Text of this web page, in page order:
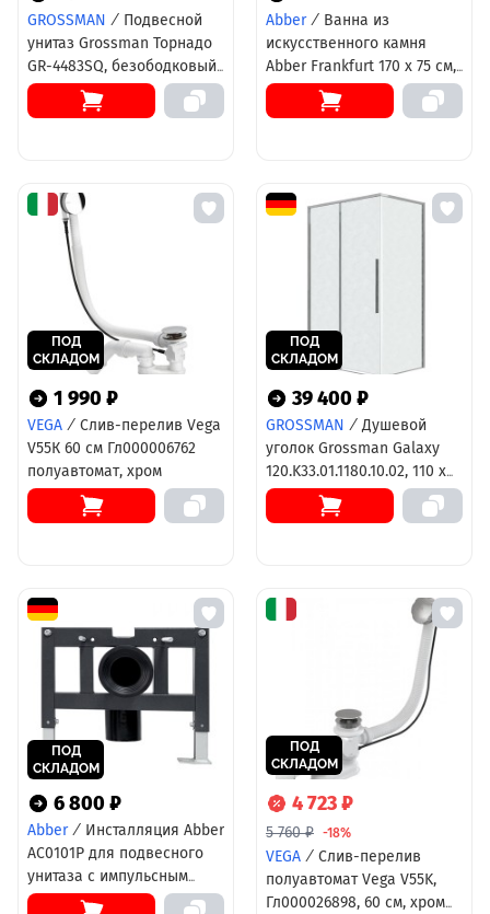
GROSSMAN / Подвесной
унитаз Grossman Торнадо
GR-4483SQ, безободковый,
крышка-сиденье
микролифт, белый
Abber / Ванна из
искусственного камня
Abber Frankfurt 170 х 75 см,
светло - серая матовая,
AM9941MLG
ПОД
СКЛАДОМ
1 990 ₽
VEGA / Слив-перелив Vega
V55К 60 см Гл000006762
полуавтомат, хром
ПОД
СКЛАДОМ
39 400 ₽
GROSSMAN /Душевой
уголок Grossman Galaxy
120.K33.01.1180.10.02, 110 х
80 см, стекло шиншилла,
профиль хром
ПОД
СКЛАДОМ
6 800 ₽
Abber / Инсталляция Abber
AC0101P для подвесного
унитаза с импульсным
смывом
ПОД
СКЛАДОМ
4 723 ₽
5 760 ₽ -18%
VEGA / Слив-перелив
полуавтомат Vega V55K,
Гл000026898, 60 см, хром